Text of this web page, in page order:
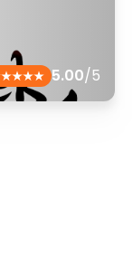
5.00/5